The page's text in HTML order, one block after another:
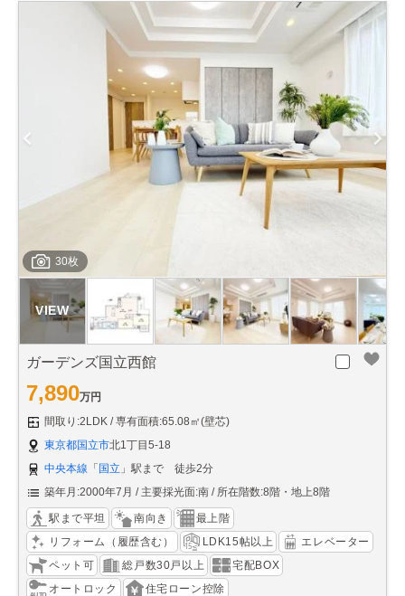
30枚
ガーデンズ国立西館
7,890万円
間取り:2LDK
専有面積:65.08㎡(壁芯)
東京都国立市北1丁目5-18
中央本線 「国立 」駅まで 徒歩2分
築年月:2000年7月
主要採光面:南 所在階数:8階・地上8階
駅まで平坦 南向き
最上階
リフォーム（履歴含む）
LDK15帖以上
エレベーター
ペット可
総戸数30戸以上
宅配BOX
オートロック
住宅ローン控除